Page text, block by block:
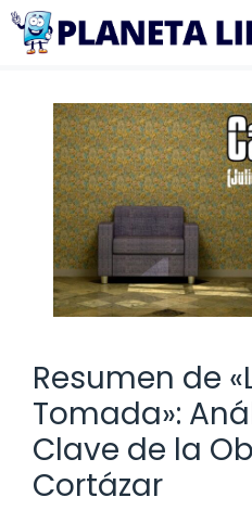
Saltar
Resumen de
Tomada»:
Clave de la
Cortázar